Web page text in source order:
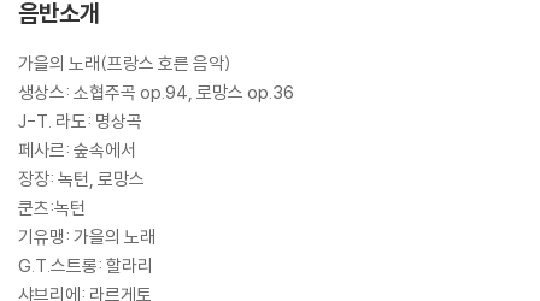
음반소개
가을의 노래(프랑스 호른 음악)
생상스: 소협주곡 op.94, 로망스 op.36
J-T. 라도: 명상곡
페사르: 숲속에서
장장: 녹턴, 로망스
쿤츠:녹턴
기유맹: 가을의 노래
G.T.스트롱: 할라리
샤브리에: 라르게토